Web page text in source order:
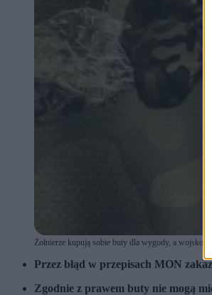
Żołnierze kupują sobie buty dla wygody, a wojsko
Przez błąd w przepisach MON
Zgodnie z prawem buty nie mogą